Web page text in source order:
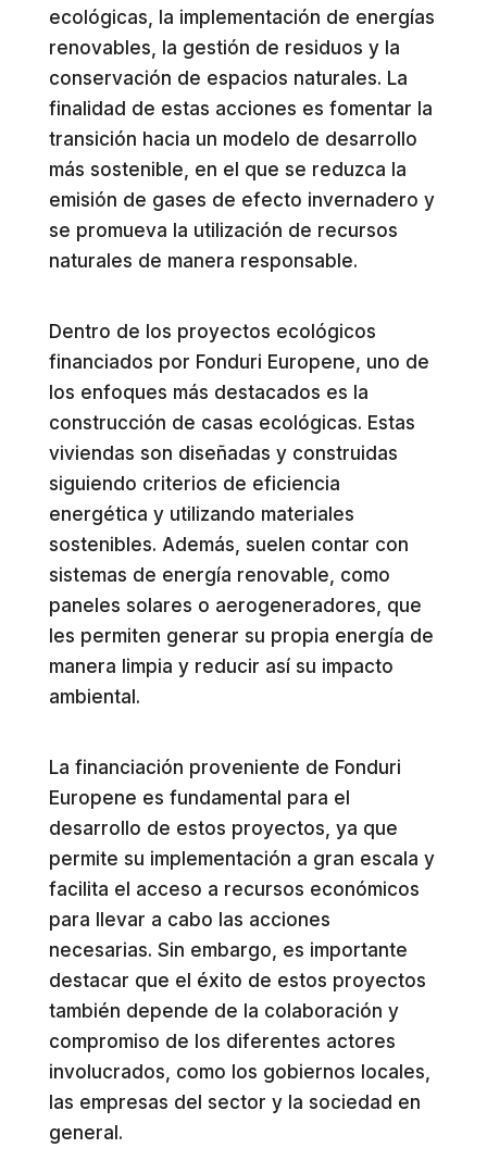
ecológicas, la implementación de energías
renovables, la gestión de residuos y la
conservación de espacios naturales. La
finalidad de estas acciones es fomentar la
transición hacia un modelo de desarrollo
más sostenible, en el que se reduzca la
emisión de gases de efecto invernadero y
se promueva la utilización de recursos
naturales de manera responsable.
Dentro de los proyectos ecológicos
financiados por Fonduri Europene, uno de
los enfoques más destacados es la
construcción de casas ecológicas. Estas
viviendas son diseñadas y construidas
siguiendo criterios de eficiencia
energética y utilizando materiales
sostenibles. Además, suelen contar con
sistemas de energía renovable, como
paneles solares o aerogeneradores, que
les permiten generar su propia energía de
manera limpia y reducir así su impacto
ambiental.
La financiación proveniente de Fonduri
Europene es fundamental para el
desarrollo de estos proyectos, ya que
permite su implementación a gran escala y
facilita el acceso a recursos económicos
para llevar a cabo las acciones
necesarias. Sin embargo, es importante
destacar que el éxito de estos proyectos
también depende de la colaboración y
compromiso de los diferentes actores
involucrados, como los gobiernos locales,
las empresas del sector y la sociedad en
general.